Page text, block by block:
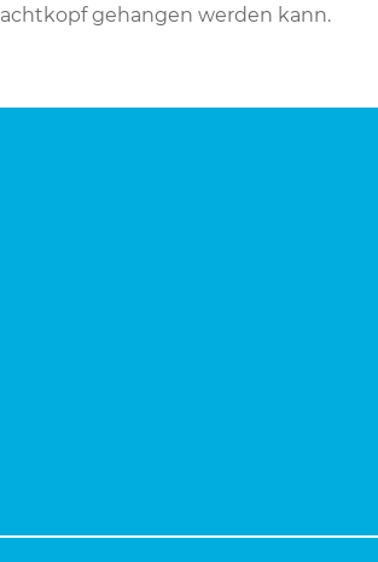
gehangen werden kann.